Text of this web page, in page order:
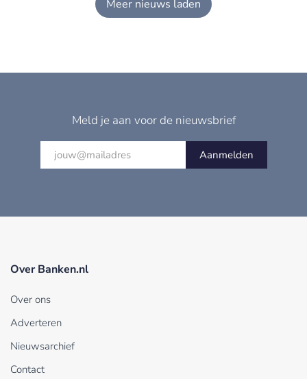
Meer nieuws laden
Meld je aan voor de nieuwsbrief
Aanmelden
Over Banken.nl
Over ons
Adverteren
Nieuwsarchief
Contact